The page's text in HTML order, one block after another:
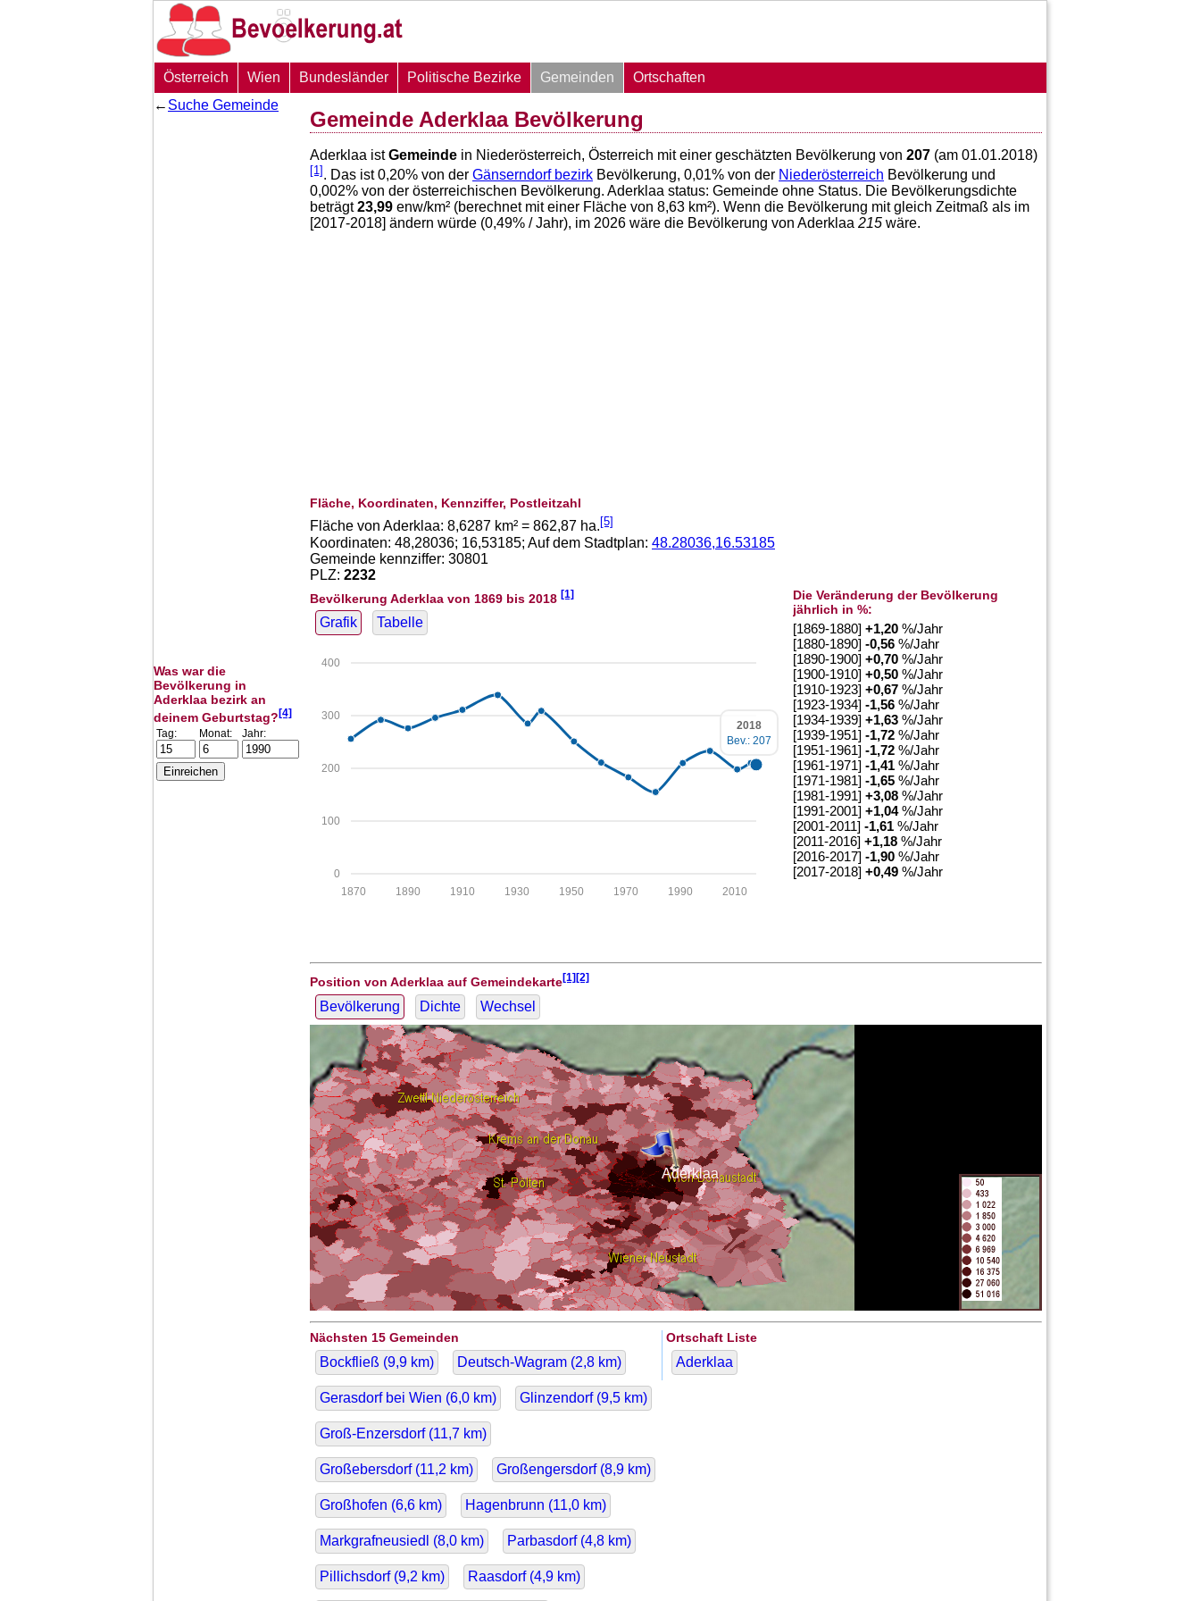
Österreich Wien Bundesländer Politische Bezirke Gemeinden
Ortschaften
← Suche Gemeinde
Was war die
Bevölkerung in
Aderklaa bezirk an
deinem Geburtstag?[4]
Tag: Monat: Jahr:
Gemeinde Aderklaa Bevölkerung
Aderklaa istGemeinde in Niederösterreich, Österreich mit einer geschätzten Bevölkerung von 207 (am 01.01.2018)
[1] . Das ist0,20% von der Gänserndorf bezirk Bevölkerung, 0,01% von der Niederösterreich Bevölkerung und
0,002% von der österreichischen Bevölkerung. Aderklaa status: Gemeinde ohne Status. Die Bevölkerungsdichte
beträgt23,99 enw/km² (berechnet mit einer Fläche von 8,63 km²). Wenn die Bevölkerung mit gleich Zeitmaß als im
[2017-2018] ändern würde (0,49% / Jahr), im 2026 wäre die Bevölkerung von Aderklaa 215 wäre.
Fläche, Koordinaten, Kennziffer, Postleitzahl
Fläche von Aderklaa: 8,6287 km² = 862,87 ha. [5]
Koordinaten: 48,28036; 16,53185; Auf dem Stadtplan: 48.28036,16.53185
Gemeinde kennziffer: 30801
PLZ: 2232
Bevölkerung Aderklaa von 1869 bis 2018 [1]
Grafik Tabelle
0
100
200
300
400
2010
1990
1970
1950
1930
1910
1890
1870
2018
Bev.: 207
Die Veränderung der Bevölkerung
jährlich in %:
[1869-1880]+1,20 %/Jahr
[1880-1890]-0,56 %/Jahr
[1890-1900]+0,70 %/Jahr
[1900-1910]+0,50 %/Jahr
[1910-1923]+0,67 %/Jahr
[1923-1934]-1,56 %/Jahr
[1934-1939]+1,63 %/Jahr
[1939-1951]-1,72 %/Jahr
[1951-1961]-1,72 %/Jahr
[1961-1971]-1,41 %/Jahr
[1971-1981]-1,65 %/Jahr
[1981-1991]+3,08 %/Jahr
[1991-2001]+1,04%/Jahr
[2001-2011]-1,61 %/Jahr
[2011-2016]+1,18 %/Jahr
[2016-2017]-1,90 %/Jahr
[2017-2018]+0,49 %/Jahr
Position von Aderklaa auf Gemeindekarte[1][2]
Bevölkerung Dichte Wechsel
Aderklaa
Nächsten 15 Gemeinden
Bockfließ (9,9 km) Deutsch-Wagram (2,8 km)
Gerasdorf bei Wien (6,0 km) Glinzendorf (9,5 km)
Groß-Enzersdorf (11,7 km)
Großebersdorf (11,2 km) Großengersdorf (8,9 km)
Großhofen (6,6 km) Hagenbrunn (11,0 km)
Markgrafneusiedl (8,0 km) Parbasdorf (4,8 km)
Pillichsdorf (9,2 km) Raasdorf (4,9 km)
Ortschaft Liste
Aderklaa